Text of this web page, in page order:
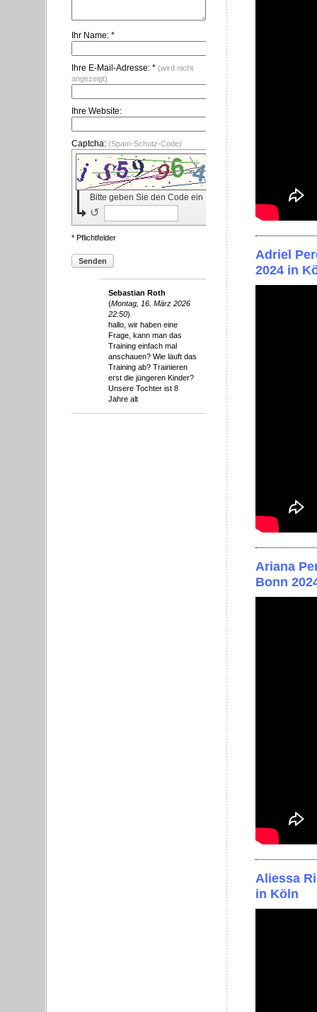
Ihr Name: *
Ihre E-Mail-Adresse: * (wird nicht
angezeigt)
Ihre Website:
Captcha: (Spam-Schutz-Code)
Bitte geben Sie den Code ein
↺
* Pflichtfelder
Senden
Sebastian Roth
(Montag, 16. März 2026
22:50)
hallo, wir haben eine
Frage, kann man das
Training einfach mal
anschauen? Wie läuft das
Training ab? Trainieren
erst die jüngeren Kinder?
Unsere Tochter ist 8
Jahre alt
Adriel
2024 in
Ariana
Bonn
Aliessa
in Köln